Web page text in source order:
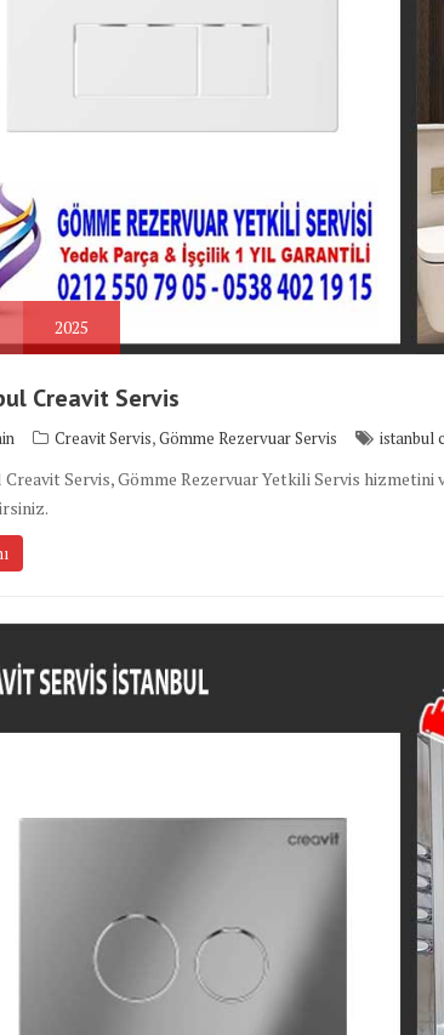
2025
Creavit Servis
Creavit Servis,Gömme Rezervuar Servis istanbul
Servis, Gömme Rezervuar Yetkili Servis hizmetini